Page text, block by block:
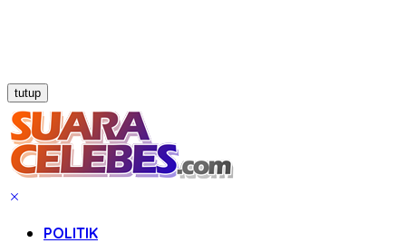
tutup
POLITIK